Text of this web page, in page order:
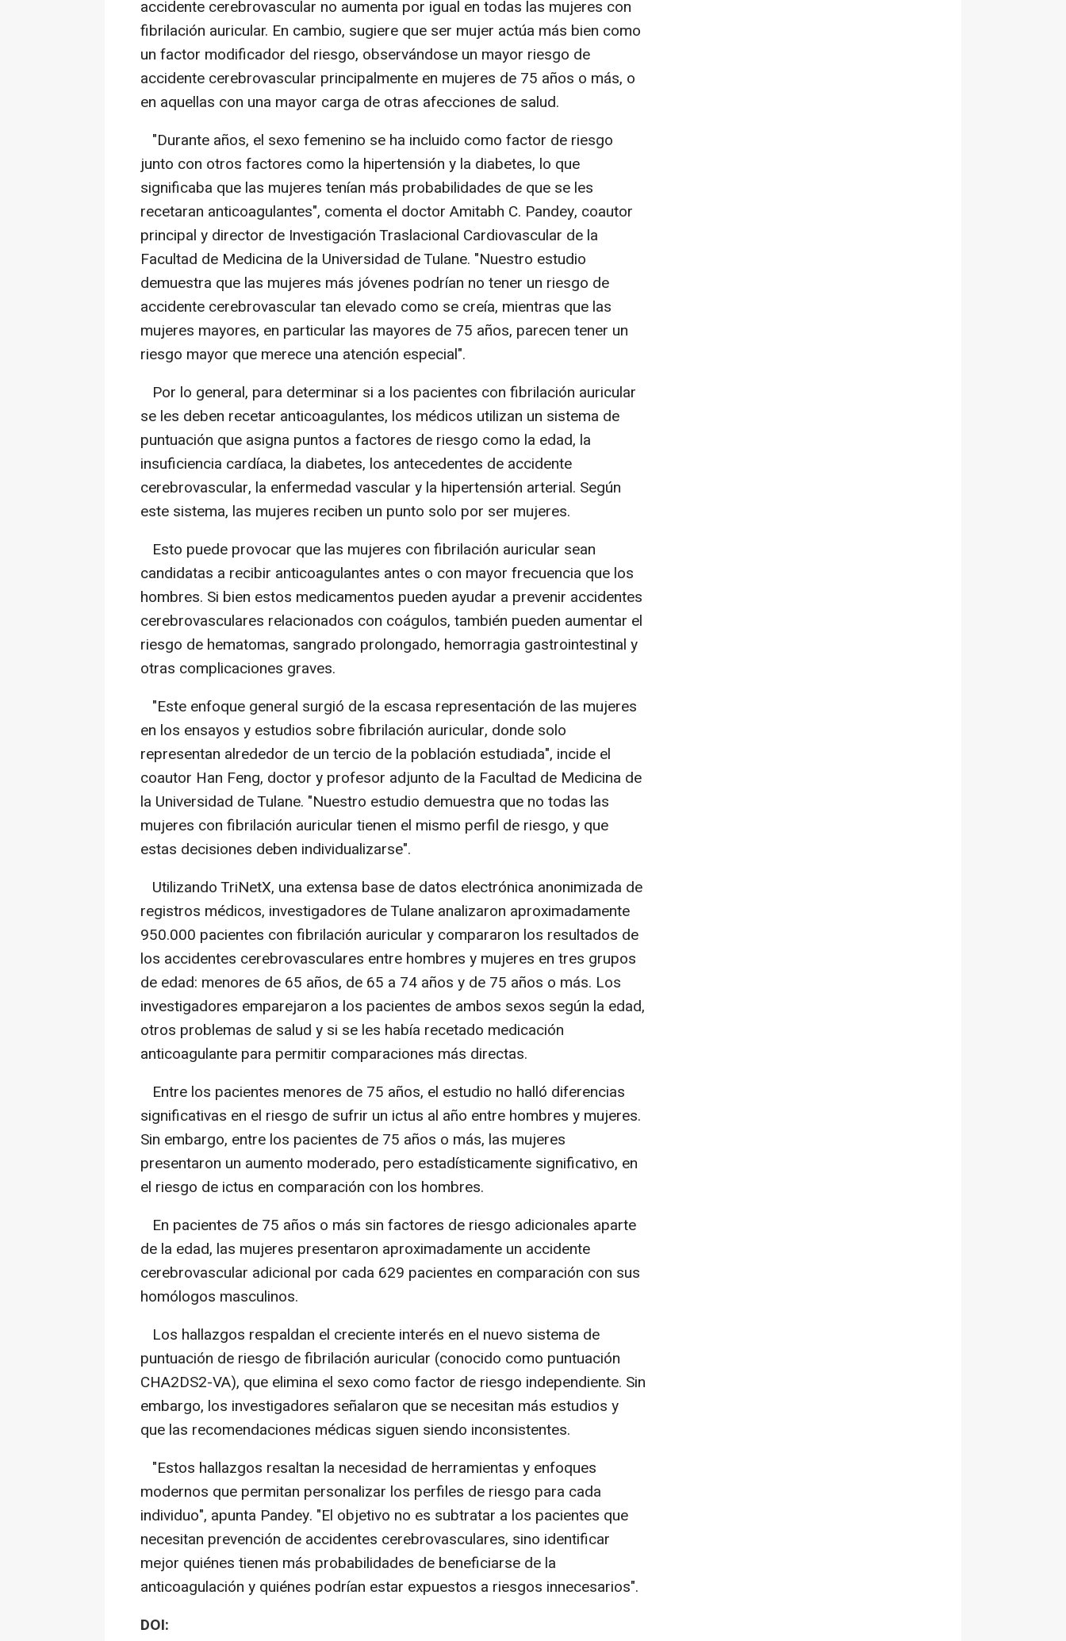
accidente cerebrovascular no aumenta por igual en todas las mujeres con
fibrilación auricular. En cambio, sugiere que ser mujer actúa más bien como
un factor modificador del riesgo, observándose un mayor riesgo de
accidente cerebrovascular principalmente en mujeres de 75 años o más, o
en aquellas con una mayor carga de otras afecciones de salud.
"Durante años, el sexo femenino se ha incluido como factor de riesgo
junto con otros factores como la hipertensión y la diabetes, lo que
significaba que las mujeres tenían más probabilidades de que se les
recetaran anticoagulantes", comenta el doctor Amitabh C. Pandey, coautor
principal y director de Investigación Traslacional Cardiovascular de la
Facultad de Medicina de la Universidad de Tulane. "Nuestro estudio
demuestra que las mujeres más jóvenes podrían no tener un riesgo de
accidente cerebrovascular tan elevado como se creía, mientras que las
mujeres mayores, en particular las mayores de 75 años, parecen tener un
riesgo mayor que merece una atención especial".
Por lo general, para determinar si a los pacientes con fibrilación auricular
se les deben recetar anticoagulantes, los médicos utilizan un sistema de
puntuación que asigna puntos a factores de riesgo como la edad, la
insuficiencia cardíaca, la diabetes, los antecedentes de accidente
cerebrovascular, la enfermedad vascular y la hipertensión arterial. Según
este sistema, las mujeres reciben un punto solo por ser mujeres.
Esto puede provocar que las mujeres con fibrilación auricular sean
candidatas a recibir anticoagulantes antes o con mayor frecuencia que los
hombres. Si bien estos medicamentos pueden ayudar a prevenir accidentes
cerebrovasculares relacionados con coágulos, también pueden aumentar el
riesgo de hematomas, sangrado prolongado, hemorragia gastrointestinal y
otras complicaciones graves.
"Este enfoque general surgió de la escasa representación de las mujeres
en los ensayos y estudios sobre fibrilación auricular, donde solo
representan alrededor de un tercio de la población estudiada", incide el
coautor Han Feng, doctor y profesor adjunto de la Facultad de Medicina de
la Universidad de Tulane. "Nuestro estudio demuestra que no todas las
mujeres con fibrilación auricular tienen el mismo perfil de riesgo, y que
estas decisiones deben individualizarse".
Utilizando TriNetX, una extensa base de datos electrónica anonimizada de
registros médicos, investigadores de Tulane analizaron aproximadamente
950.000 pacientes con fibrilación auricular y compararon los resultados de
los accidentes cerebrovasculares entre hombres y mujeres en tres grupos
de edad: menores de 65 años, de 65 a 74 años y de 75 años o más. Los
investigadores emparejaron a los pacientes de ambos sexos según la edad,
otros problemas de salud y si se les había recetado medicación
anticoagulante para permitir comparaciones más directas.
Entre los pacientes menores de 75 años, el estudio no halló diferencias
significativas en el riesgo de sufrir un ictus al año entre hombres y mujeres.
Sin embargo, entre los pacientes de 75 años o más, las mujeres
presentaron un aumento moderado, pero estadísticamente significativo, en
el riesgo de ictus en comparación con los hombres.
En pacientes de 75 años o más sin factores de riesgo adicionales aparte
de la edad, las mujeres presentaron aproximadamente un accidente
cerebrovascular adicional por cada 629 pacientes en comparación con sus
homólogos masculinos.
Los hallazgos respaldan el creciente interés en el nuevo sistema de
puntuación de riesgo de fibrilación auricular (conocido como puntuación
CHA2DS2-VA), que elimina el sexo como factor de riesgo independiente. Sin
embargo, los investigadores señalaron que se necesitan más estudios y
que las recomendaciones médicas siguen siendo inconsistentes.
"Estos hallazgos resaltan la necesidad de herramientas y enfoques
modernos que permitan personalizar los perfiles de riesgo para cada
individuo", apunta Pandey. "El objetivo no es subtratar a los pacientes que
necesitan prevención de accidentes cerebrovasculares, sino identificar
mejor quiénes tienen más probabilidades de beneficiarse de la
anticoagulación y quiénes podrían estar expuestos a riesgos innecesarios".
DOI: